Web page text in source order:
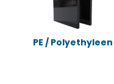
PE / Polyethyleen